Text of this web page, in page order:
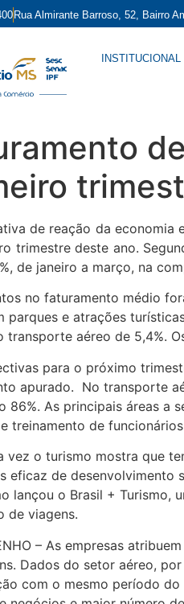
Rua Almirante Barroso, 52, Bairro
INSTITUCIONAL
de reação da economia
trimestre deste ano.
de janeiro a março, na
no faturamento médio
parques e atrações
transporte aéreo de 5,4%.
para o próximo
apurado. No transporte
86%. As principais áreas a
treinamento de
vez o turismo mostra que
eficaz de desenvolvimento
lançou o Brasil + Turismo,
de viagens.
– As empresas
Dados do setor aéreo,
com o mesmo período